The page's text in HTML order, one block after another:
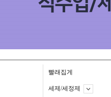
빨래집게
세제/세정제